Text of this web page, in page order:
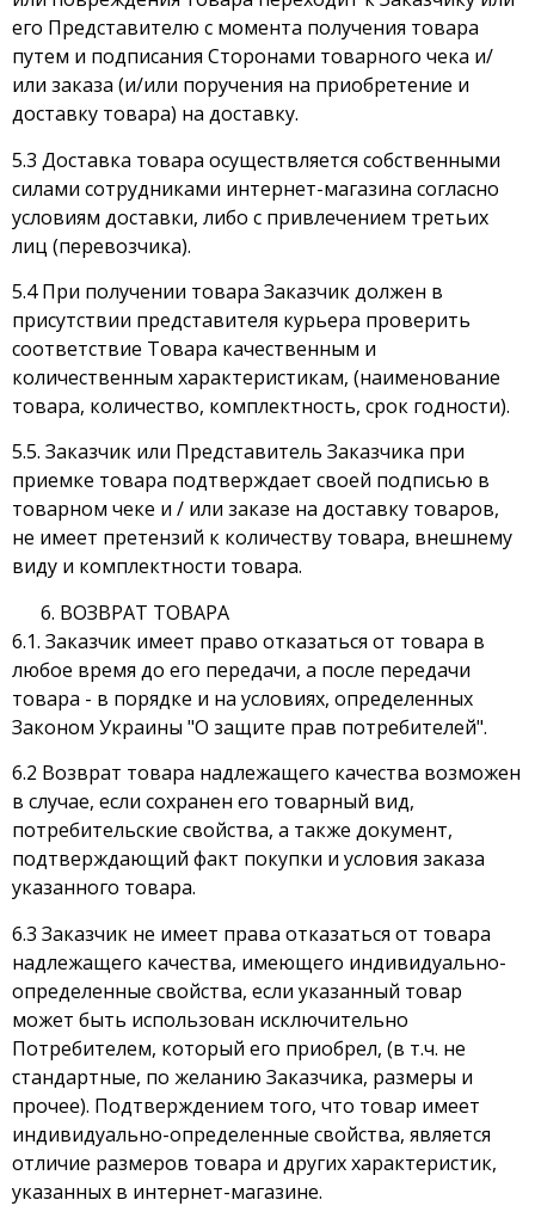
его Представителю с момента получения товара
путем и подписания Сторонами товарного чека и/
или заказа (и/или поручения на приобретение и
доставку товара) на доставку.
5.3 Доставка товара осуществляется собственными
силами сотрудниками интернет-магазина согласно
условиям доставки, либо с привлечением третьих
лиц (перевозчика).
5.4 При получении товара Заказчик должен в
присутствии представителя курьера проверить
соответствие Товара качественным и
количественным характеристикам, (наименование
товара, количество, комплектность, срок годности).
5.5. Заказчик или Представитель Заказчика при
приемке товара подтверждает своей подписью в
товарном чеке и / или заказе на доставку товаров,
не имеет претензий к количеству товара, внешнему
виду и комплектности товара.
ВОЗВРАТ ТОВАРА
6.1. Заказчик имеет право отказаться от товара в
любое время до его передачи, а после передачи
товара - в порядке и на условиях, определенных
Законом Украины "О защите прав потребителей".
6.2 Возврат товара надлежащего качества возможен
в случае, если сохранен его товарный вид,
потребительские свойства, а также документ,
подтверждающий факт покупки и условия заказа
указанного товара.
6.3 Заказчик не имеет права отказаться от товара
надлежащего качества, имеющего индивидуально-
определенные свойства, если указанный товар
может быть использован исключительно
Потребителем, который его приобрел, (в т.ч. не
стандартные, по желанию Заказчика, размеры и
прочее). Подтверждением того, что товар имеет
индивидуально-определенные свойства, является
отличие размеров товара и других характеристик,
указанных в интернет-магазине.